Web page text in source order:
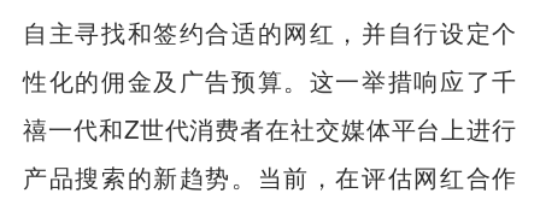
自主寻找和签约合适的网红，并自行设定个
性化的佣金及广告预算。这一举措响应了千
禧一代和Z世代消费者在社交媒体平台上进行
产品搜索的新趋势。当前，在评估网红合作